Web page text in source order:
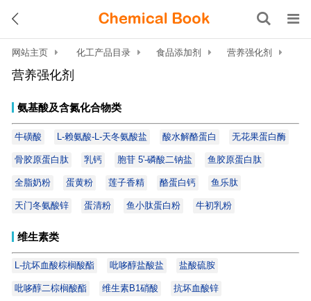
网站主页 化工产品目录 食品添加剂 营养强化剂
营养强化剂
氨基酸及含氮化合物类
牛磺酸 L-赖氨酸-L-天冬氨酸盐 酸水解酪蛋白 无花果蛋白酶
骨胶原蛋白肽 乳钙 胞苷 5'-磷酸二钠盐 鱼胶原蛋白肽
全脂奶粉 蛋黄粉 莲子香精 酪蛋白钙 鱼乐肽
天门冬氨酸锌 蛋清粉 鱼小肽蛋白粉 牛初乳粉
维生素类
L-抗坏血酸棕榈酸酯 吡哆醇盐酸盐 盐酸硫胺
吡哆醇二棕榈酸酯 维生素B1硝酸 抗坏血酸锌